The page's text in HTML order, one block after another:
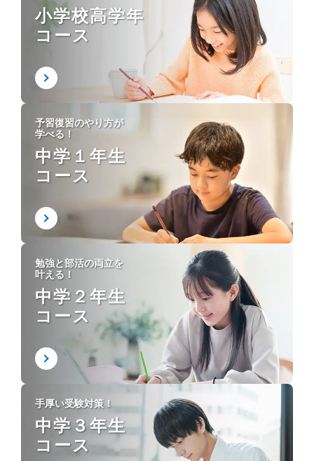
小学校高学年
コース
予習復習のやり方が
学べる！
中学１年生
コース
勉強と部活の両立を
叶える！
中学２年生
コース
手厚い受験対策！
中学３年生
コース